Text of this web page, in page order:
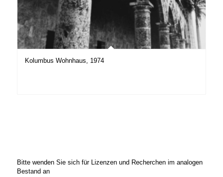
Kolumbus Wohnhaus, 1974
Bitte wenden Sie sich für Lizenzen und Recherchen im analogen
Bestand an